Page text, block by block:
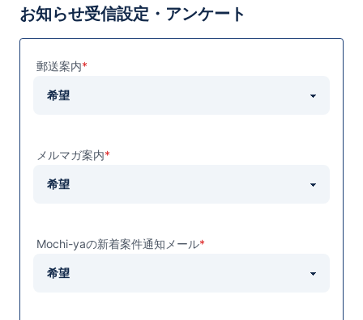
お知らせ受信設定・アンケート
郵送案内*
メルマガ案内*
Mochi-yaの新着案件通知メール*